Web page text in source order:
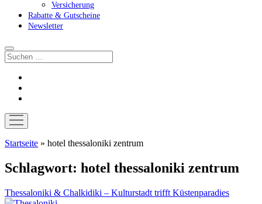
Versicherung
Rabatte & Gutscheine
Newsletter
Suchen
Menü
öffnen
Startseite » hotel thessaloniki zentrum
Schlagwort: hotel thessaloniki zentrum
Thessaloniki & Chalkidiki – Kulturstadt trifft Küstenparadies